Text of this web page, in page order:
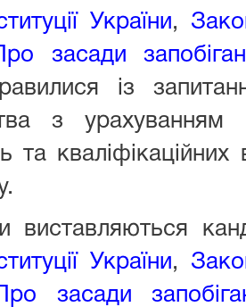
України,
засади
із
з урахуванням
та
.
виставляються
України,
засади